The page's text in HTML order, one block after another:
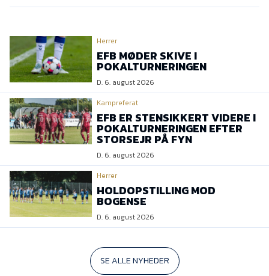
Herrer
EFB MØDER SKIVE I
POKALTURNERINGEN
D. 6. august 2026
Kampreferat
EFB ER STENSIKKERT VIDERE I
POKALTURNERINGEN EFTER
STORSEJR PÅ FYN
D. 6. august 2026
Herrer
HOLDOPSTILLING MOD
BOGENSE
D. 6. august 2026
SE ALLE NYHEDER